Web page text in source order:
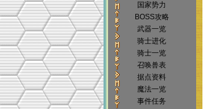
国家势力
BOSS攻略
武器一览
骑士进化
骑士一览
召唤兽表
据点资料
魔法一览
事件任务